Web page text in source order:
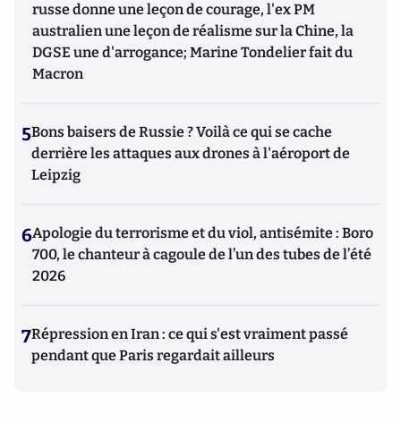
russe donne une leçon de courage, l'ex PM
australien une leçon de réalisme sur la Chine, la
DGSE une d'arrogance; Marine Tondelier fait du
Macron
5Bons baisers de Russie ? Voilà ce qui se cache
derrière les attaques aux drones à l'aéroport de
Leipzig
6Apologie du terrorisme et du viol, antisémite : Boro
700, le chanteur à cagoule de l’un des tubes de l’été
2026
7Répression en Iran : ce qui s'est vraiment passé
pendant que Paris regardait ailleurs